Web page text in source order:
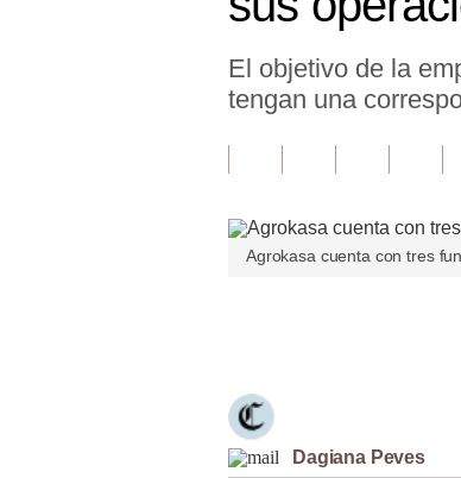
El objetivo de la
tengan una
Agrokasa cuenta con tres
Dagiana Peves